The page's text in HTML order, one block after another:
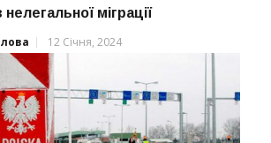
нелегальної міграції
12 Січня, 2024